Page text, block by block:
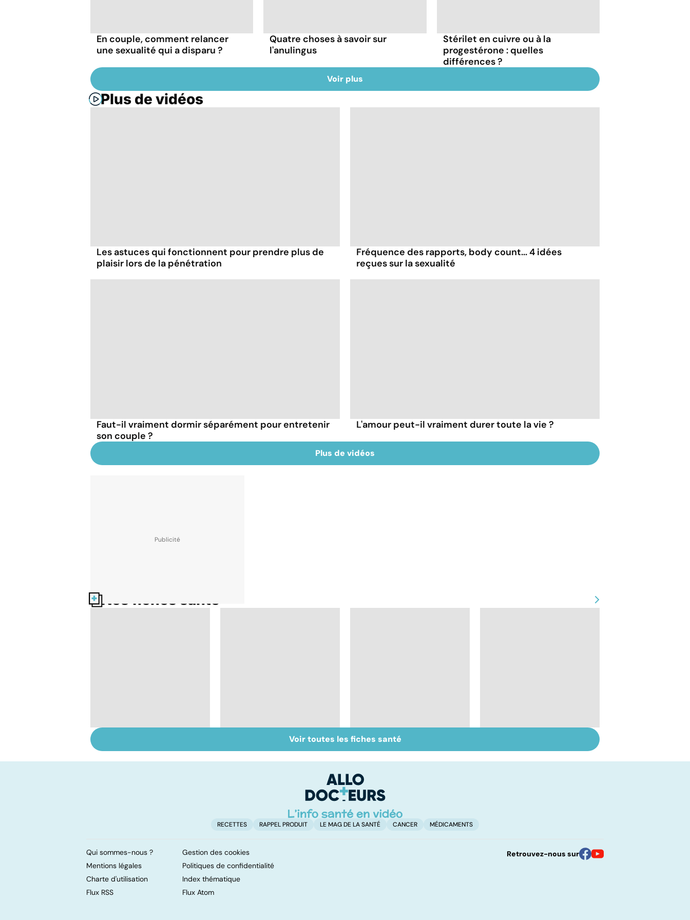
En couple, comment relancer
une sexualité qui a disparu ?
Quatre choses à savoir sur
l'anulingus
Stérilet en cuivre ou à la
progestérone : quelles
différences ?
Voir plus
Plus de vidéos
Les astuces qui fonctionnent pour prendre plus de
plaisir lors de la pénétration
Fréquence des rapports, body count... 4 idées
reçues sur la sexualité
Faut-il vraiment dormir séparément pour entretenir
son couple ?
L'amour peut-il vraiment durer toute la vie ?
Plus de vidéos
Nos fiches santé
comment s'en
ménopause
Sexualité, infertilité
et PMA, des liens
odeur, sa couleur, sa
Voir toutes les fiches santé
RECETTES RAPPEL PRODUIT LE MAG DE LA SANTÉ CANCER MÉDICAMENTS
Qui sommes-nous ?
Gestion des cookies
Mentions légales
Politiques de confidentialité
Charte d'utilisation
Index thématique
Flux RSS
Flux Atom
Retrouvez-nous sur